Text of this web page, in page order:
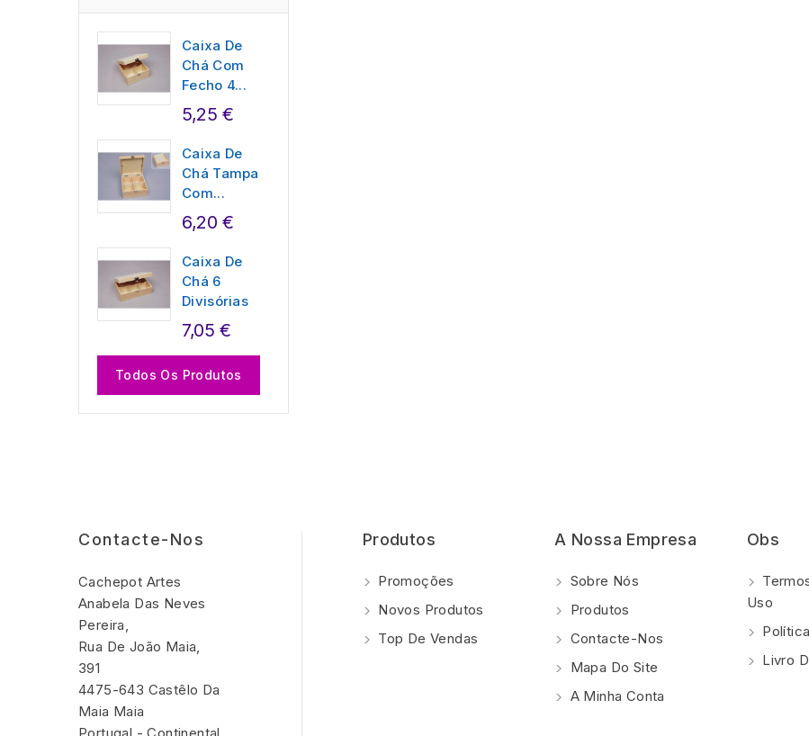
Caixa De
Chá Com
Fecho 4...
5,25 €
Caixa De
Chá Tampa
Com...
6,20 €
Caixa De
Chá 6
Divisórias
7,05 €
Todos Os Produtos
Contacte-Nos
Cachepot Artes
Anabela Das Neves
Pereira,
Rua De João Maia,
391
4475-643 Castêlo Da
Maia Maia
Produtos
Promoções
Novos Produtos
Top De Vendas
A Nossa Empresa
Sobre Nós
Produtos
Contacte-Nos
Mapa Do Site
A Minha Conta
Obs
Uso
Livro